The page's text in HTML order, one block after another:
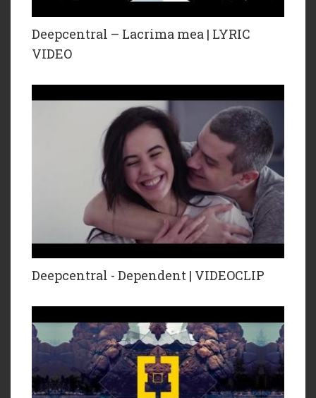
Deepcentral – Lacrima mea | LYRIC
VIDEO
Deepcentral - Dependent | VIDEOCLIP